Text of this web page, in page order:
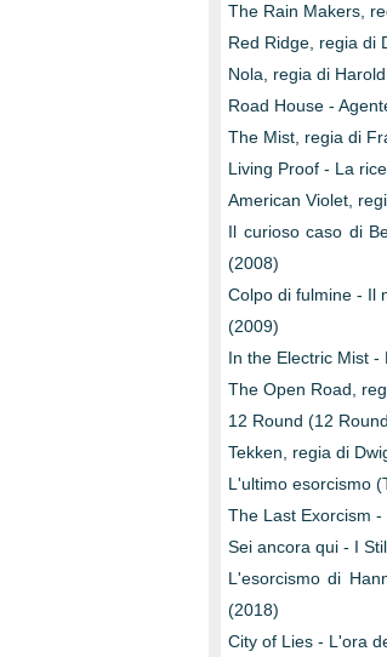
The Rain Makers,
Red Ridge, regia di
Nola, regia di
Road House -
The Mist, regia di
Living Proof - La
American Violet,
Il curioso caso di
(2008)
Colpo di fulmine - Il
(2009)
In the Electric Mist
The Open Road,
12 Round (12
Tekken, regia di
L'ultimo esorcismo
The Last Exorcism
Sei ancora qui - I
L'esorcismo di
(2018)
City of Lies - L'ora